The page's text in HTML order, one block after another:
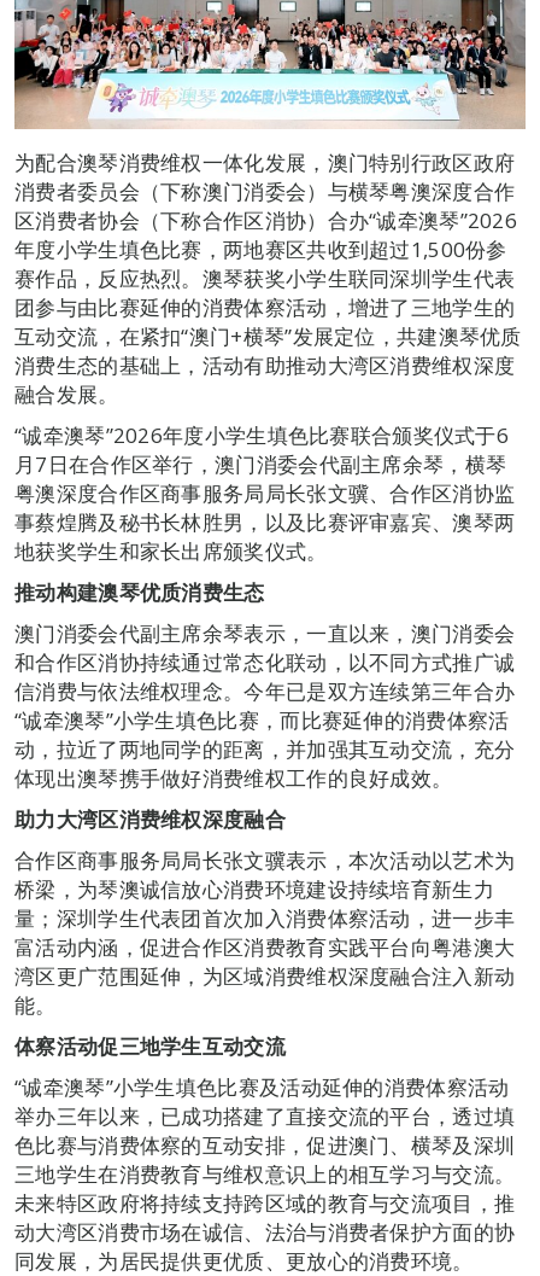
为配合澳琴消费维权一体化发展，澳门特别行政区政府
消费者委员会（下称澳门消委会）与横琴粤澳深度合作
区消费者协会（下称合作区消协）合办“诚牵澳琴”2026
年度小学生填色比赛，两地赛区共收到超过1,500份参
赛作品，反应热烈。澳琴获奖小学生联同深圳学生代表
团参与由比赛延伸的消费体察活动，增进了三地学生的
互动交流，在紧扣“澳门+横琴”发展定位，共建澳琴优质
消费生态的基础上，活动有助推动大湾区消费维权深度
融合发展。
“诚牵澳琴”2026年度小学生填色比赛联合颁奖仪式于6
月7日在合作区举行，澳门消委会代副主席余琴，横琴
粤澳深度合作区商事服务局局长张文骥、合作区消协监
事蔡煌腾及秘书长林胜男，以及比赛评审嘉宾、澳琴两
地获奖学生和家长出席颁奖仪式。
推动构建澳琴优质消费生态
澳门消委会代副主席余琴表示，一直以来，澳门消委会
和合作区消协持续通过常态化联动，以不同方式推广诚
信消费与依法维权理念。今年已是双方连续第三年合办
“诚牵澳琴”小学生填色比赛，而比赛延伸的消费体察活
动，拉近了两地同学的距离，并加强其互动交流，充分
体现出澳琴携手做好消费维权工作的良好成效。
助力大湾区消费维权深度融合
合作区商事服务局局长张文骥表示，本次活动以艺术为
桥梁，为琴澳诚信放心消费环境建设持续培育新生力
量；深圳学生代表团首次加入消费体察活动，进一步丰
富活动内涵，促进合作区消费教育实践平台向粤港澳大
湾区更广范围延伸，为区域消费维权深度融合注入新动
能。
体察活动促三地学生互动交流
“诚牵澳琴”小学生填色比赛及活动延伸的消费体察活动
举办三年以来，已成功搭建了直接交流的平台，透过填
色比赛与消费体察的互动安排，促进澳门、横琴及深圳
三地学生在消费教育与维权意识上的相互学习与交流。
未来特区政府将持续支持跨区域的教育与交流项目，推
动大湾区消费市场在诚信、法治与消费者保护方面的协
同发展，为居民提供更优质、更放心的消费环境。